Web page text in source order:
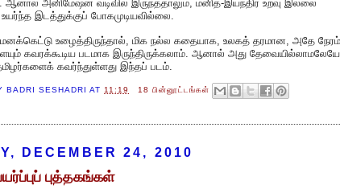
ஆனால் அனிமேஷன் வடிவில் இருந்ததாலும், மனித-இயந்திர உறவு இல்லை
இடத்துக்குப் போகமுடியவில்லை.
உழைத்திருந்தால், மிக நல்ல கதையாக, உலகத் தரமான, அதே நேரம்
கவரக்கூடிய படமாக இருந்திருக்கலாம். ஆனால் அது தேவையில்லாமலேயே
கவர்ந்துள்ளது இந்தப் படம்.
BADRI SESHADRI AT11:19 18 பின்னூட்டங்கள்
DECEMBER 24, 2010
புத்தகங்கள்